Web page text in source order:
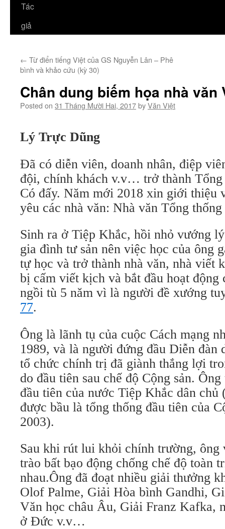
Tác
giả
← Từ điển tiếng Việt của GS Nguyễn Lân – Phê
bình và khảo cứu (kỳ 30)
Chân dung biếm họa nhà văn
Posted on 31 Tháng Mười Hai, 2017byVăn Việt
Lý Trực Dũng
Đã có diễn viên, doanh nhân, điệp
đội, chính khách v.v… trở thành Tổng
Có đấy. Năm mới 2018 xin giới thiệu
yêu các nhà văn: Nhà văn Tổng
Sinh ra ở Tiệp Khắc, hồi nhỏ vướng
gia đình tư sản nên việc học của ông
tự học và trở thành nhà văn, nhà viết
bị cấm viết kịch và bắt đầu hoạt
ngồi tù 5 năm vì là người đề xướng
77.
Ông là lãnh tụ của cuộc Cách mạng
1989, và là người đứng đầu Diễn đàn
tổ chức chính trị đã giành thắng lợi
do đầu tiên sau chế độ Cộng sản.
đầu tiên của nước Tiệp Khắc dân chủ
được bầu là tổng thống đầu tiên của
2003).
Sau khi rút lui khỏi chính trường, ông
trào bất bạo động chống chế độ toàn
nhau.Ông đã đoạt nhiều giải thưởng
Olof Palme, Giải Hòa bình Gandhi,
Văn học châu Âu, Giải Franz Kafka,
ở Đức v.v…